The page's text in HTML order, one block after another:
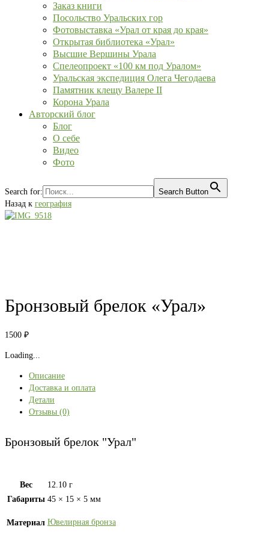
Заказ книги
Посольство Уральских гор
Фотовыставка «Урал от края до края»
Открытая библиотека «Урал»
Высшие Вершины Урала
Спелеопроект «100 км под Уралом»
Уральская экспедиция Олега Чегодаева
Памятник клещу Валере II
Корона Урала
Авторский блог
Блог
О себе
Видео
Фото
Search for:
Search Button
Назад к география
Бронзовый брелок «Урал»
1500 ₽
Loading...
Описание
Доставка и оплата
Детали
Отзывы (0)
Бронзовый брелок "Урал"
Вес
12.10 г
Габариты 45 × 15 × 5 мм
Материал Ювелирная бронза